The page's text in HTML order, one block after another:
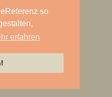
so
erfahren